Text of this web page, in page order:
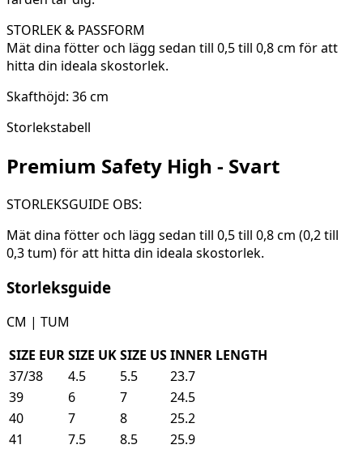
STORLEK & PASSFORM
Mät dina fötter och lägg sedan till 0,5 till 0,8 cm för att
hitta din ideala skostorlek.
Skafthöjd: 36 cm
Storlekstabell
Premium Safety High - Svart
STORLEKSGUIDE OBS:
Mät dina fötter och lägg sedan till 0,5 till 0,8 cm (0,2 till
0,3 tum) för att hitta din ideala skostorlek.
Storleksguide
CM | TUM
SIZE EURSIZE UKSIZE USINNER LENGTH
37/38
4.5 5.5
23.7
39
6 7
24.5
40
7 8
25.2
41
7.5 8.5
25.9